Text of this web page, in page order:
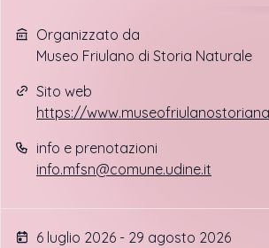
Organizzato da
Museo Friulano di Storia Naturale
Sito web
https://
info e prenotazioni
info.mfsn@comune.udine.it
6 luglio 2026 - 29 agosto 2026